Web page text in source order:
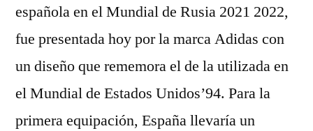
española en el Mundial de Rusia 2021 2022,
fue presentada hoy por la marca Adidas con
un diseño que rememora el de la utilizada en
el Mundial de Estados Unidos’94. Para la
primera equipación, España llevaría un